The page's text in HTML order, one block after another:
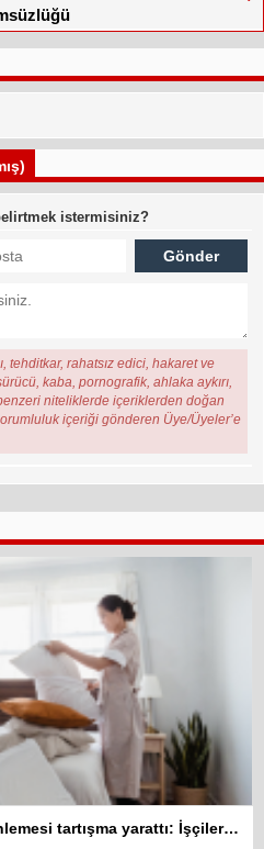
istermisiniz?
tehditkar, rahatsız edici, hakaret ve
kaba, pornografik, ahlaka aykırı,
niteliklerde içeriklerden doğan
içeriği gönderen Üye/Üyeler’e
Turizmde haftalık izin düzenlemesi tartışma yarattı: İşçiler 10 gün çalışmadan izin kullanamayacak